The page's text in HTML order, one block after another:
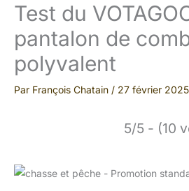
Test du
pantalon de
polyvalent
Par François Chatain / 27 février 2025
5/5 - (10